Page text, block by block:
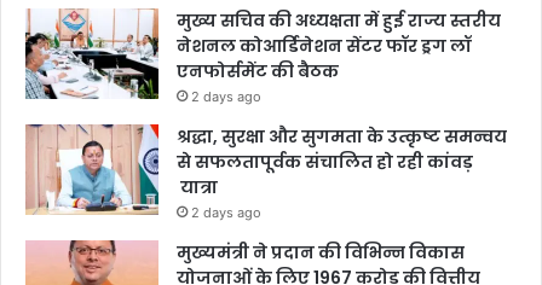
मुख्य सचिव की अध्यक्षता में हुई राज्य स्तरीय
नेशनल कोआर्डिनेशन सेंटर फॉर ड्रग लॉ
एनफोर्समेंट की बैठक
2 days ago
श्रद्धा, सुरक्षा और सुगमता के उत्कृष्ट समन्वय
से सफलतापूर्वक संचालित हो रही कांवड़
यात्रा
2 days ago
मुख्यमंत्री ने प्रदान की विभिन्न विकास
योजनाओं के लिए 1967 करोड़ की वित्तीय